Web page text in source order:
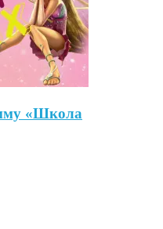
«Школа